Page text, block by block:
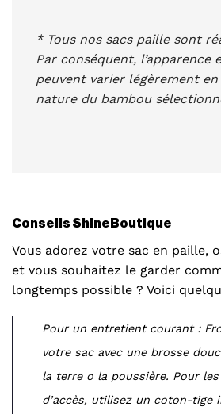
* Tous nos sacs paille sont
Par conséquent, l’apparence
peuvent varier légèrement
nature du bambou
Conseils ShineBoutique
Vous adorez votre sac en paille,
et vous souhaitez le garder
longtemps possible ? Voici
Pour un entretient courant :
votre sac avec une brosse
la terre o la poussière. Pour
d’accès, utilisez un coton-tige